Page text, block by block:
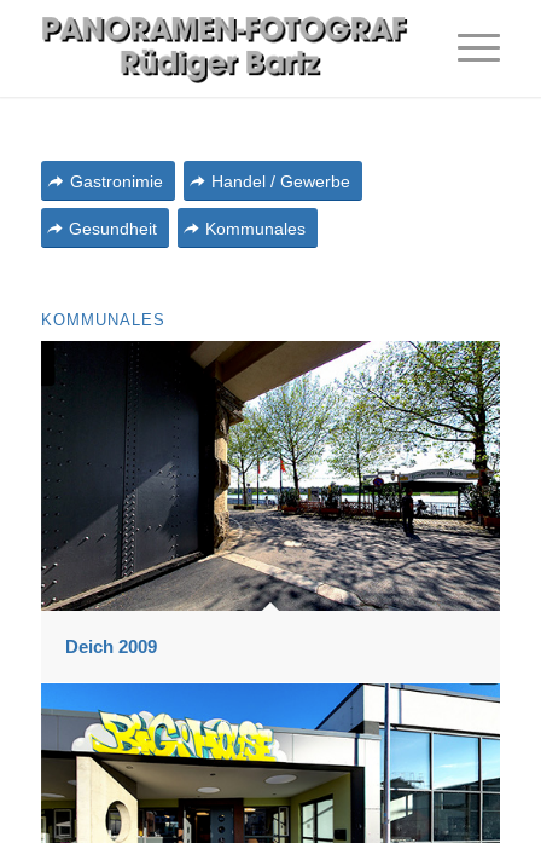
Gastronimie Handel / Gewerbe
Gesundheit Kommunales
KOMMUNALES
Deich 2009